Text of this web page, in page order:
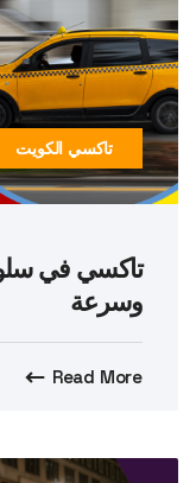
تاكسي الكويت
وسرعة
Read More